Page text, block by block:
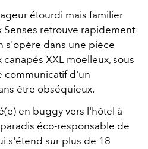
étourdi mais familier
Senses retrouve rapidement
s'opère dans une pièce
XXL moelleux, sous
communicatif d'un
être obséquieux.
en buggy vers l'hôtel à
éco-responsable de
s'étend sur plus de 18